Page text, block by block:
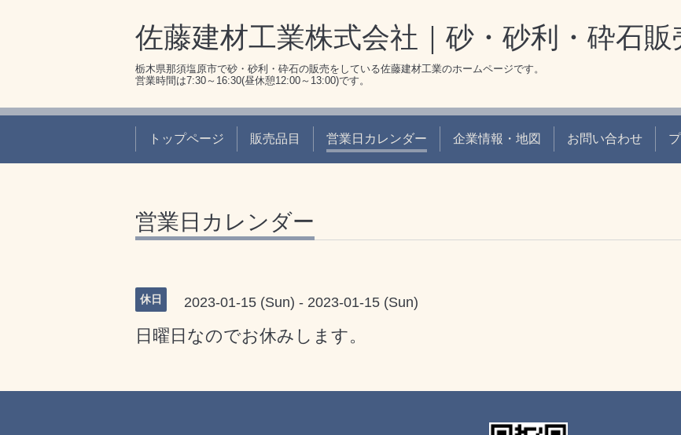
佐藤建材工業株式会社｜砂・砂利・砕石販
栃木県那須塩原市で砂・砂利・砕石の販売をしている佐藤建材工業のホームページです。
営業時間は7:30～16:30(昼休憩12:00～13:00)です。
トップページ 販売品目 営業日カレンダー 企業情報・地図 お問い合わせ
営業日カレンダー
休日 2023-01-15 (Sun) - 2023-01-15 (Sun)
日曜日なのでお休みします。